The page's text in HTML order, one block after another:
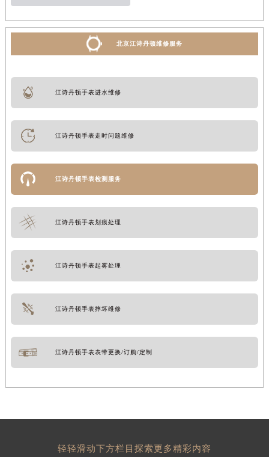
北京江诗丹顿维修服务
江诗丹顿手表进水维修
江诗丹顿手表走时问题维修
江诗丹顿手表检测服务
江诗丹顿手表划痕处理
江诗丹顿手表起雾处理
江诗丹顿手表摔坏维修
江诗丹顿手表表带更换/订购/定制
轻轻滑动下方栏目探索更多精彩内容